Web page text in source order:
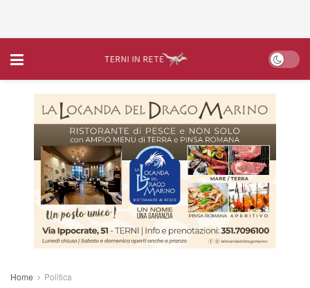
Home Politica